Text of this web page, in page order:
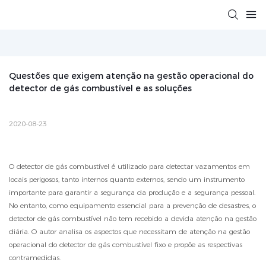
Questões que exigem atenção na gestão operacional do
detector de gás combustível e as soluções
2020-08-23
O detector de gás combustível é utilizado para detectar vazamentos em
locais perigosos, tanto internos quanto externos, sendo um instrumento
importante para garantir a segurança da produção e a segurança pessoal.
No entanto, como equipamento essencial para a prevenção de desastres, o
detector de gás combustível não tem recebido a devida atenção na gestão
diária. O autor analisa os aspectos que necessitam de atenção na gestão
operacional do detector de gás combustível fixo e propõe as respectivas
contramedidas.